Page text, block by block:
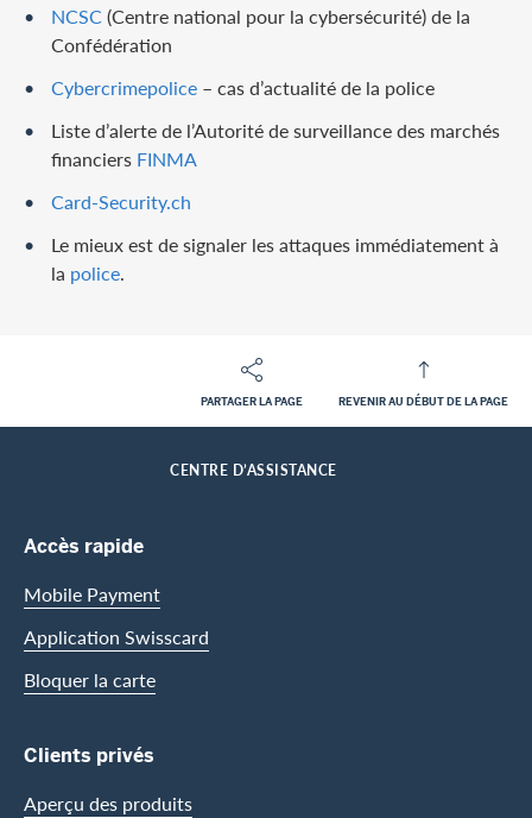
NCSC(Centre national pour la cybersécurité) de la
Confédération
Cybercrimepolice – cas d’actualité de la police
Liste d’alerte de l’Autorité de surveillance des marchés
financiers FINMA
Card-Security.ch
Le mieux est de signaler les attaques immédiatement à
la police.
PARTAGER LA PAGE REVENIR AU DÉBUT DE LA PAGE
Footer
CENTRE D’ASSISTANCE
Footer Navigation
Accès rapide
Mobile Payment
Application Swisscard
Bloquer la carte
Clients privés
Aperçu des produits